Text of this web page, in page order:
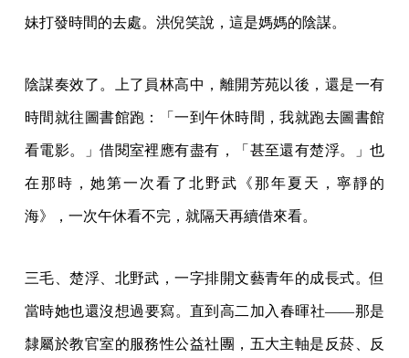
妹打發時間的去處。洪倪笑說，這是媽媽的陰謀。
陰謀奏效了。上了員林高中，離開芳苑以後，還是一有
時間就往圖書館跑：「一到午休時間，我就跑去圖書館
看電影。」借閱室裡應有盡有，「甚至還有楚浮。」也
在那時，她第一次看了北野武《那年夏天，寧靜的
海》，一次午休看不完，就隔天再續借來看。
三毛、楚浮、北野武，一字排開文藝青年的成長式。但
當時她也還沒想過要寫。直到高二加入春暉社——那是
隸屬於教官室的服務性公益社團，五大主軸是反菸、反